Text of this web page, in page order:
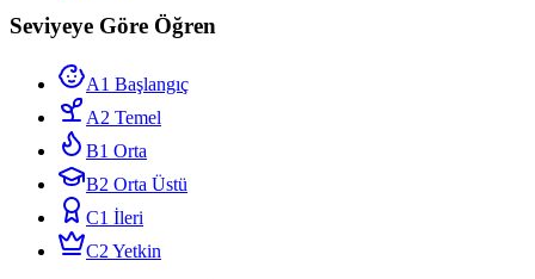
Seviyeye Göre Öğren
A1 Başlangıç
A2 Temel
B1 Orta
B2 Orta Üstü
C1 İleri
C2 Yetkin